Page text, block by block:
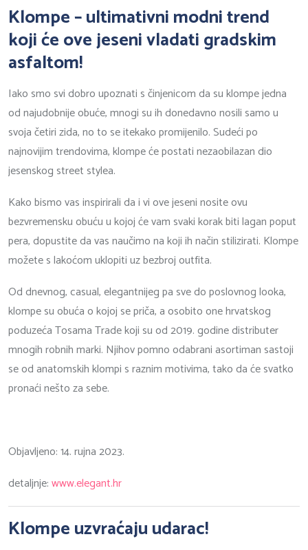
Klompe – ultimativni modni trend
koji će ove jeseni vladati gradskim
asfaltom!
Iako smo svi dobro upoznati s činjenicom da su klompe jedna
od najudobnije obuće, mnogi su ih donedavno nosili samo u
svoja četiri zida, no to se itekako promijenilo. Sudeći po
najnovijim trendovima, klompe će postati nezaobilazan dio
jesenskog street stylea.
Kako bismo vas inspirirali da i vi ove jeseni nosite ovu
bezvremensku obuću u kojoj će vam svaki korak biti lagan poput
pera, dopustite da vas naučimo na koji ih način stilizirati. Klompe
možete s lakoćom uklopiti uz bezbroj outfita.
Od dnevnog, casual, elegantnijeg pa sve do poslovnog looka,
klompe su obuća o kojoj se priča, a osobito one hrvatskog
poduzeća Tosama Trade koji su od 2019. godine distributer
mnogih robnih marki. Njihov pomno odabrani asortiman sastoji
se od anatomskih klompi s raznim motivima, tako da će svatko
pronaći nešto za sebe.
Objavljeno: 14. rujna 2023.
detaljnje:www.elegant.hr
Klompe uzvraćaju udarac!